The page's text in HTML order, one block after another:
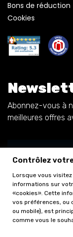
Bons de réduction
Cookies
Abonnez-vous à
meilleures offres
Contrôlez
Lorsque vous
informations sur
«cookies». Cette
vos préférences, ou
ou mobile), est
comme vous le